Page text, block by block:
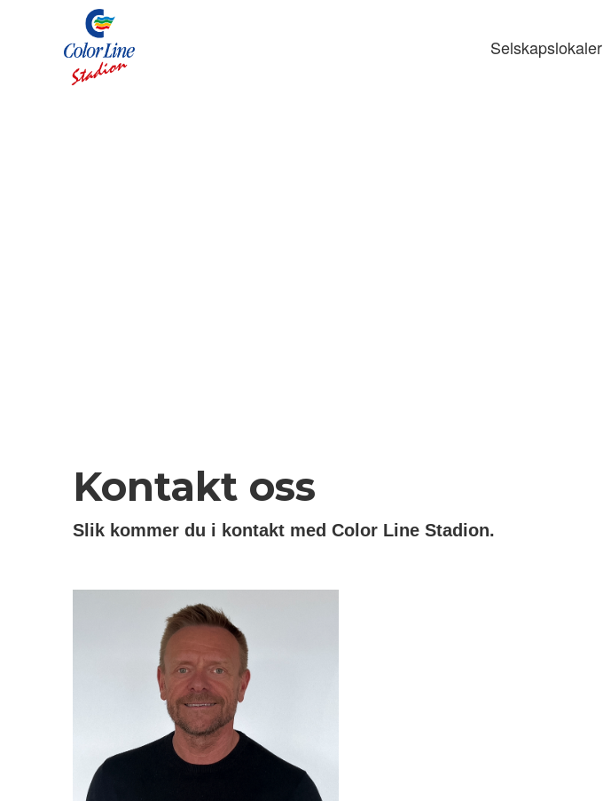
Selskapslokaler
Kontakt oss
Slik kommer du i kontakt med Color Line Stadion.